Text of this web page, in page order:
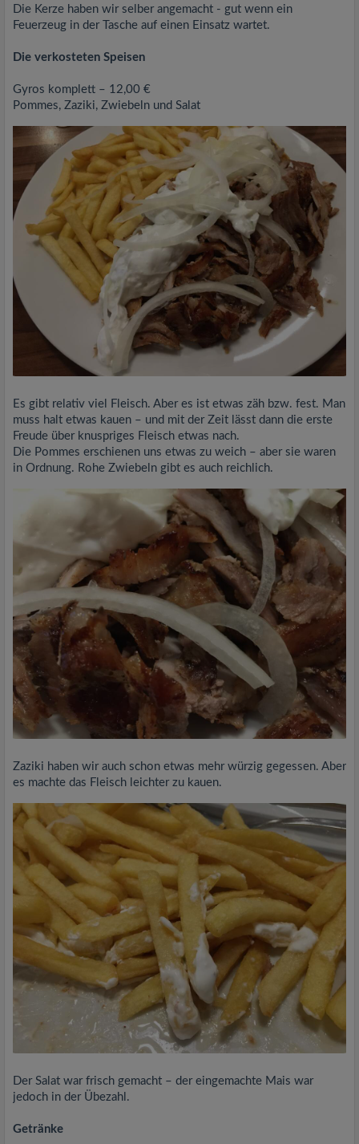
Die Kerze haben wir selber angemacht - gut wenn ein
Feuerzeug in der Tasche auf einen Einsatz wartet.
Die verkosteten Speisen
Gyros komplett – 12,00 €
Pommes, Zaziki, Zwiebeln und Salat
Es gibt relativ viel Fleisch. Aber es ist etwas zäh bzw. fest. Man
muss halt etwas kauen – und mit der Zeit lässt dann die erste
Freude über knuspriges Fleisch etwas nach.
Die Pommes erschienen uns etwas zu weich – aber sie waren
in Ordnung. Rohe Zwiebeln gibt es auch reichlich.
Zaziki haben wir auch schon etwas mehr würzig gegessen. Aber
es machte das Fleisch leichter zu kauen.
Der Salat war frisch gemacht – der eingemachte Mais war
jedoch in der Übezahl.
Getränke